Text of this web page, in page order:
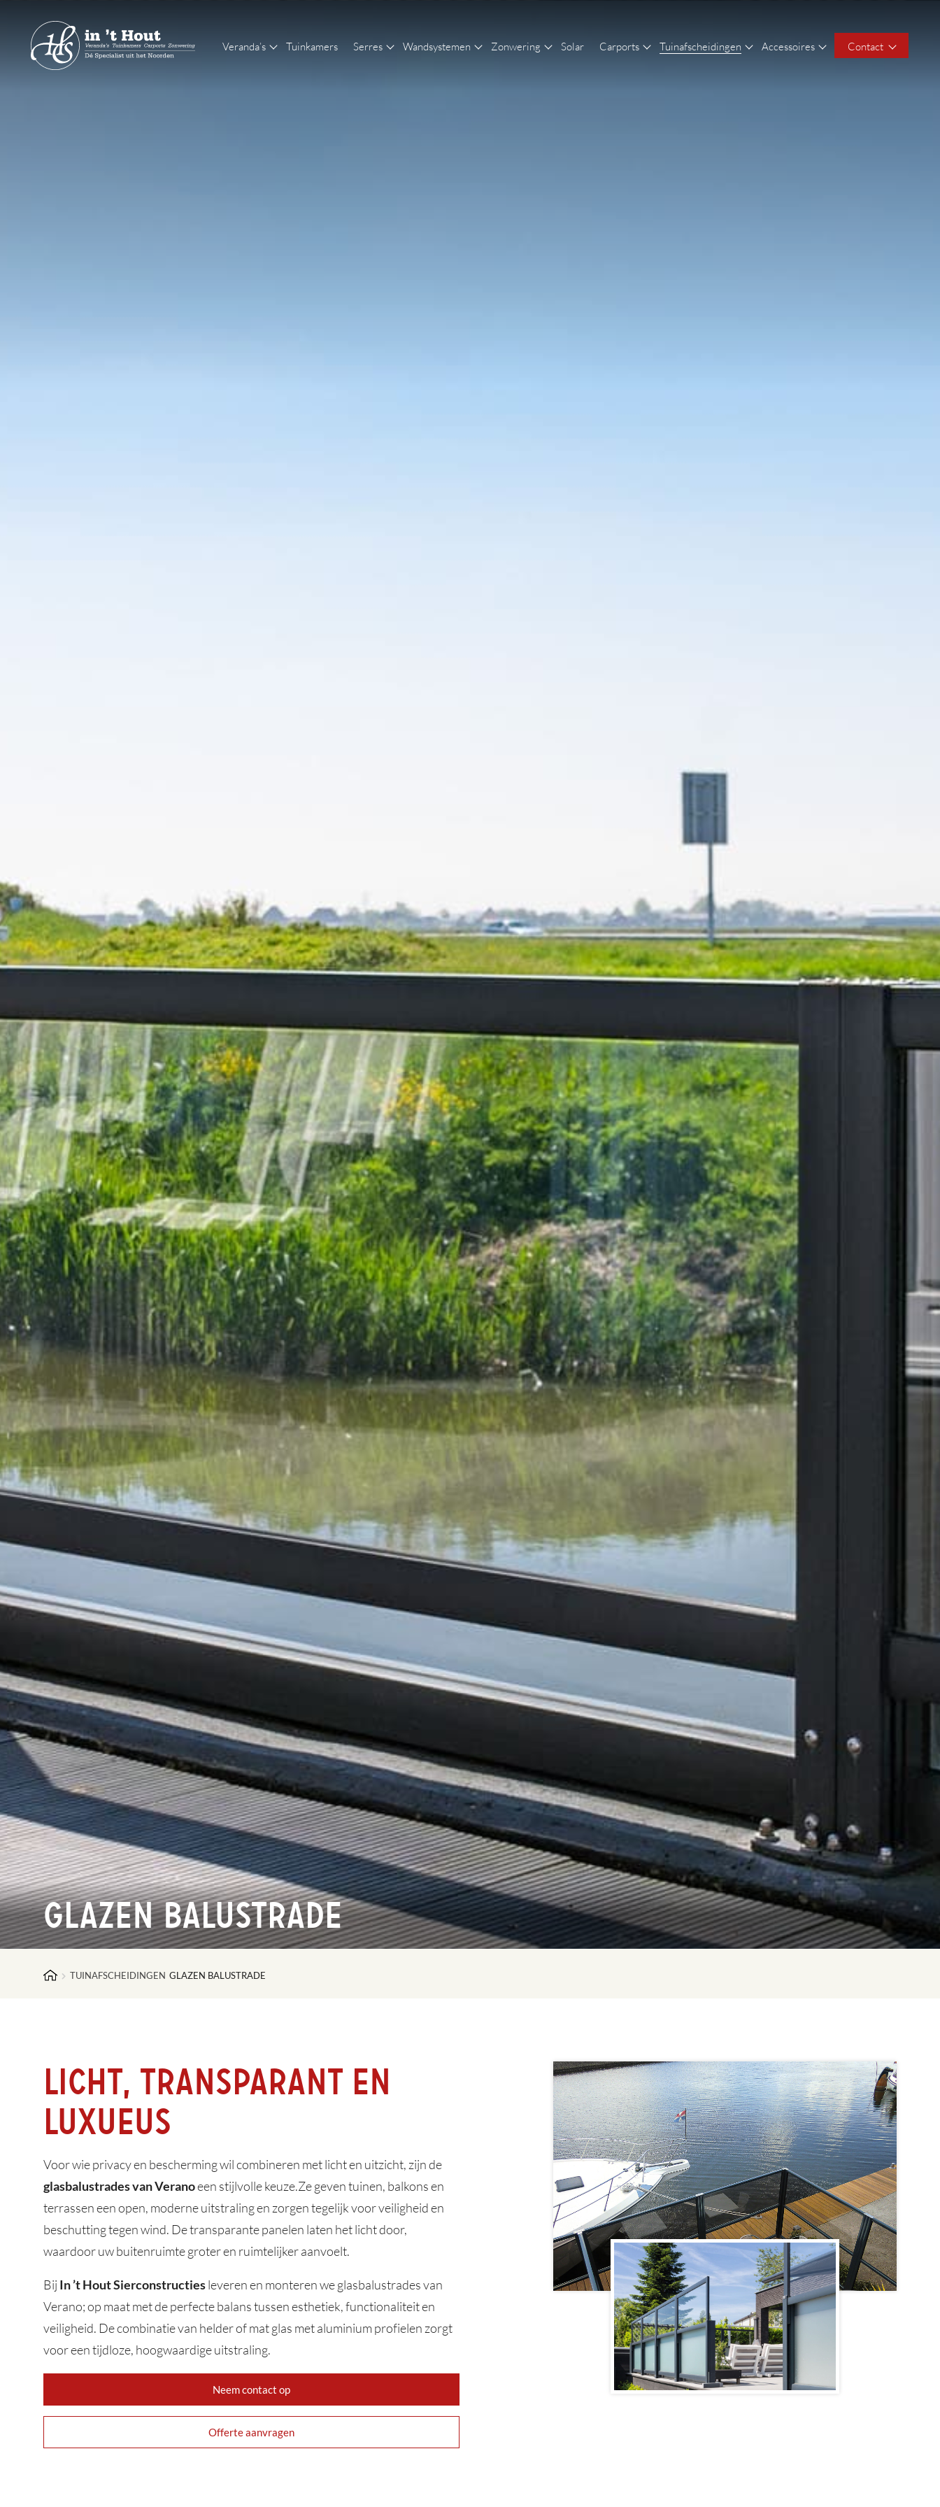
Veranda’s Tuinkamers Serres Wandsystemen Zonwering Solar Carports Tuinafscheidingen Accessoires Contact
Glazen balustrade
TUINAFSCHEIDINGEN GLAZEN BALUSTRADE
Licht, transparant en
luxueus
Voor wie privacy en bescherming wil combineren met licht en uitzicht, zijn de
glasbalustrades van Veranoeen stijlvolle keuze.Ze geven tuinen, balkons en
terrassen een open, moderne uitstraling en zorgen tegelijk voor veiligheid en
beschutting tegen wind. De transparante panelen laten het licht door,
waardoor uw buitenruimte groter en ruimtelijker aanvoelt.
Bij In ’t Hout Sierconstructiesleveren en monteren we glasbalustrades van
Verano; op maat met de perfecte balans tussen esthetiek, functionaliteit en
veiligheid. De combinatie van helder of mat glas met aluminium profielen zorgt
voor een tijdloze, hoogwaardige uitstraling.
Neem contact op
Offerte aanvragen